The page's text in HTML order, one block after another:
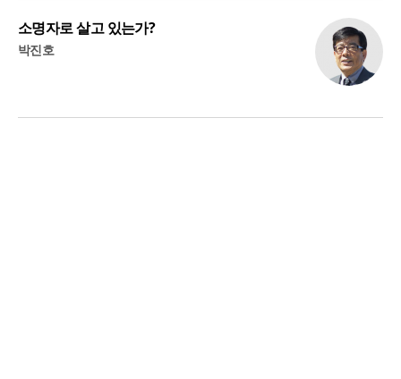
소명자로 살고 있는가?
박진호